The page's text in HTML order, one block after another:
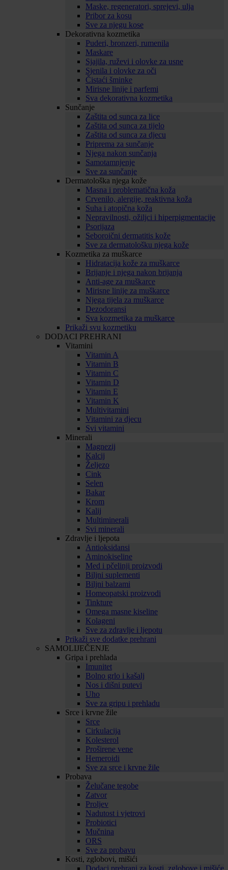
Maske, regeneratori, sprejevi, ulja
Pribor za kosu
Sve za njegu kose
Dekorativna kozmetika
Puderi, bronzeri, rumenila
Maskare
Sjajila, ruževi i olovke za usne
Sjenila i olovke za oči
Čistaći šminke
Mirisne linije i parfemi
Sva dekorativna kozmetika
Sunčanje
Zaštita od sunca za lice
Zaštita od sunca za tijelo
Zaštita od sunca za djecu
Priprema za sunčanje
Njega nakon sunčanja
Samotamnjenje
Sve za sunčanje
Dermatološka njega kože
Masna i problematična koža
Crvenilo, alergije, reaktivna koža
Suha i atopična koža
Nepravilnosti, ožiljci i hiperpigmentacije
Psorijaza
Seboroični dermatitis kože
Sve za dermatološku njega kože
Kozmetika za muškarce
Hidratacija kože za muškarce
Brijanje i njega nakon brijanja
Anti-age za muškarce
Mirisne linije za muškarce
Njega tijela za muškarce
Dezodoransi
Sva kozmetika za muškarce
Prikaži svu kozmetiku
DODACI PREHRANI
Vitamini
Vitamin A
Vitamin B
Vitamin C
Vitamin D
Vitamin E
Vitamin K
Multivitamini
Vitamini za djecu
Svi vitamini
Minerali
Magnezij
Kalcij
Željezo
Cink
Selen
Bakar
Krom
Kalij
Multiminerali
Svi minerali
Zdravlje i ljepota
Antioksidansi
Aminokiseline
Med i pčelinji proizvodi
Biljni suplementi
Biljni balzami
Homeopatski proizvodi
Tinkture
Omega masne kiseline
Kolageni
Sve za zdravlje i ljepotu
Prikaži sve dodatke prehrani
SAMOLIJEČENJE
Gripa i prehlada
Imunitet
Bolno grlo i kašalj
Nos i dišni putevi
Uho
Sve za gripu i prehladu
Srce i krvne žile
Srce
Cirkulacija
Kolesterol
Proširene vene
Hemeroidi
Sve za srce i krvne žile
Probava
Želučane tegobe
Zatvor
Proljev
Nadutost i vjetrovi
Probiotici
Mučnina
ORS
Sve za probavu
Kosti, zglobovi, mišići
Dodaci prehrani za kosti, zglobove i mišiće